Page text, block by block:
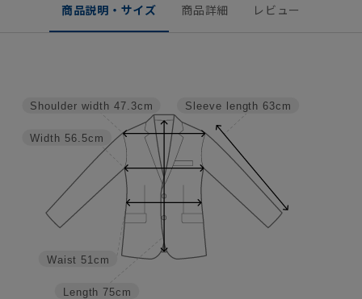
商品説明・サイズ 商品詳細 レビュー
Sleeve length 63cm
Length 75cm
Waist 51cm
Width 56.5cm
Shoulder width 47.3cm